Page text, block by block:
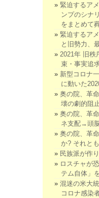
緊迫するア
ンプのシナ
をまとめて
緊迫するア
と旧勢力、
2021年 旧秩
束・事実追
新型コロナ
に動いた
奥の院、革
壊の劇的阻
奥の院、革
ネ支配→頭
奥の院、革
か? それと
民族派が作
ロスチャが
テム自体」
混迷の米大
コロナ感染